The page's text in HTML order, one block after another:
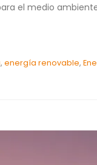
el medio
, energía renovable,